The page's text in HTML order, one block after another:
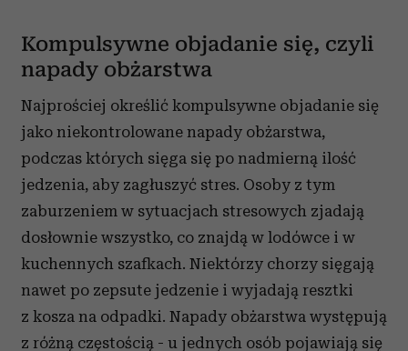
Kompulsywne objadanie się, czyli
napady obżarstwa
Najprościej określić kompulsywne objadanie się
jako niekontrolowane napady obżarstwa,
podczas których sięga się po nadmierną ilość
jedzenia, aby zagłuszyć stres. Osoby z tym
zaburzeniem w sytuacjach stresowych zjadają
dosłownie wszystko, co znajdą w lodówce i w
kuchennych szafkach. Niektórzy chorzy sięgają
nawet po zepsute jedzenie i wyjadają resztki
z kosza na odpadki. Napady obżarstwa występują
z różną częstością - u jednych osób pojawiają się